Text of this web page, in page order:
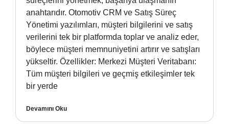
anahtarıdır. Otomotiv CRM ve Satış Süreç
Yönetimi yazılımları, müşteri bilgilerini ve satış
verilerini tek bir platformda toplar ve analiz eder,
böylece müşteri memnuniyetini artırır ve satışları
yükseltir. Özellikler: Merkezi Müşteri Veritabanı:
Tüm müşteri bilgileri ve geçmiş etkileşimler tek
bir yerde
Devamını Oku